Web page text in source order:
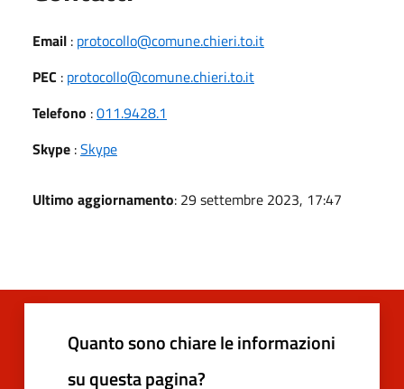
Email : protocollo@comune.chieri.to.it
PEC : protocollo@comune.chieri.to.it
Telefono :011.9428.1
Skype :Skype
Ultimo aggiornamento: 29 settembre 2023, 17:47
Quanto sono chiare le informazioni
su questa pagina?